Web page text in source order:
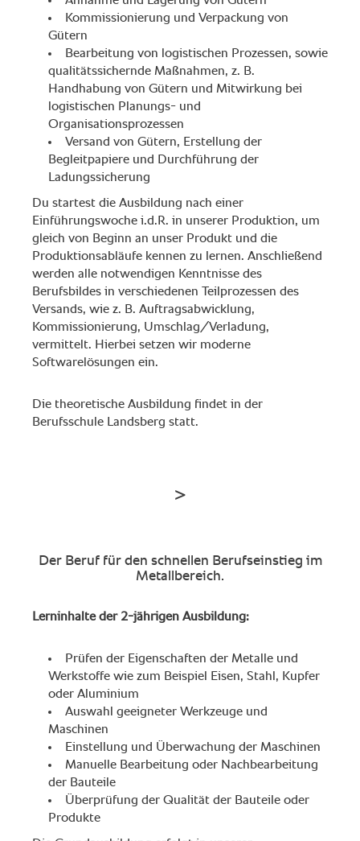
Kommissionierung und Verpackung von
Gütern
Bearbeitung von logistischen Prozessen, sowie
qualitätssichernde Maßnahmen, z. B.
Handhabung von Gütern und Mitwirkung bei
logistischen Planungs- und
Organisationsprozessen
Versand von Gütern, Erstellung der
Begleitpapiere und Durchführung der
Ladungssicherung
Du startest die Ausbildung nach einer
Einführungswoche i.d.R. in unserer Produktion, um
gleich von Beginn an unser Produkt und die
Produktionsabläufe kennen zu lernen. Anschließend
werden alle notwendigen Kenntnisse des
Berufsbildes in verschiedenen Teilprozessen des
Versands, wie z. B. Auftragsabwicklung,
Kommissionierung, Umschlag/Verladung,
vermittelt. Hierbei setzen wir moderne
Softwarelösungen ein.
Die theoretische Ausbildung findet in der
Berufsschule Landsberg statt.
Der Beruf für den schnellen Berufseinstieg im
Metallbereich.
Lerninhalte der 2-jährigen Ausbildung:
Prüfen der Eigenschaften der Metalle und
Werkstoffe wie zum Beispiel Eisen, Stahl, Kupfer
oder Aluminium
Auswahl geeigneter Werkzeuge und
Maschinen
Einstellung und Überwachung der Maschinen
Manuelle Bearbeitung oder Nachbearbeitung
der Bauteile
Überprüfung der Qualität der Bauteile oder
Produkte